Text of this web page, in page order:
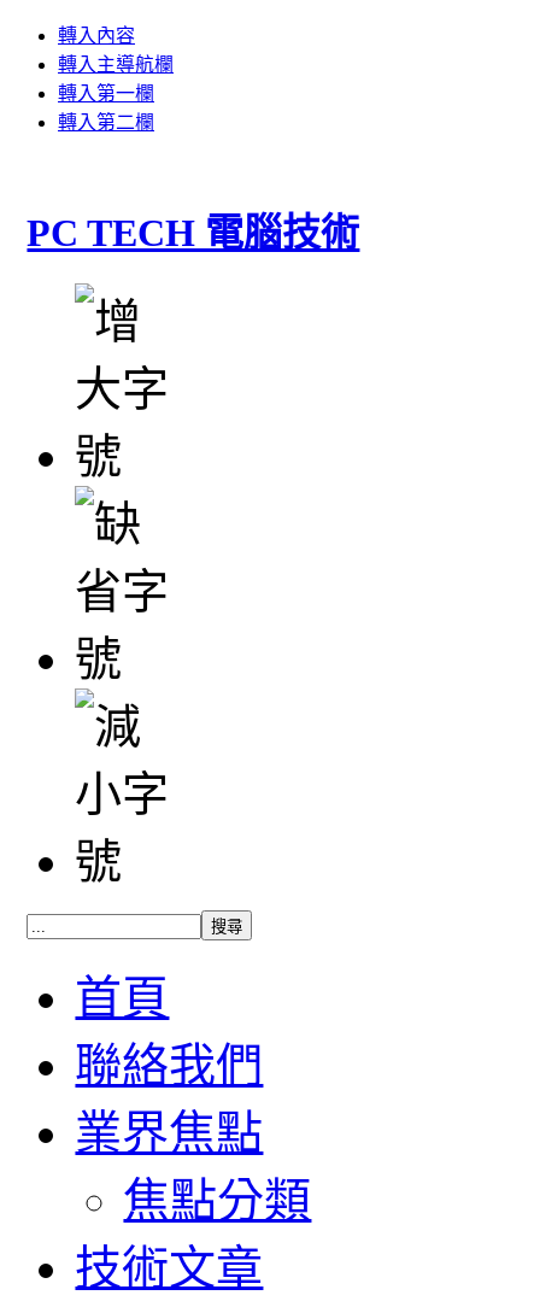
轉入內容
轉入主導航欄
轉入第一欄
轉入第二欄
PC TECH 電腦技術
首頁
聯絡我們
業界焦點
焦點分類
技術文章